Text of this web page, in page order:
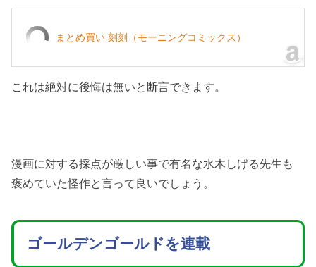
まとめ買い 刻刻（モーニングコミックス）
これは絶対に後悔は無いと断言できます。
漫画に対する採点が厳しい事で有名な水木しげる先生も
褒めていた怪作と言って良いでしょう。
ゴールデンゴールドを連載